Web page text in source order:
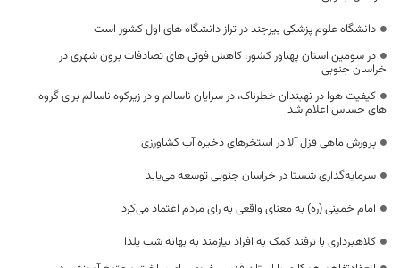
دانشگاه علوم پزشکی بیرجند در تراز دانشگاه های اول کشور است
در سومین استان پهناور کشور، کاهش فوتی های تصادفات برون شهری در
خراسان جنوبی
کیفیت هوا در نهبندان خطرناک، در سرایان ناسالم و در زیرکوه ناسالم برای گروه
های حساس اعلام شد
پرورش ماهی قزل آلا در استخرهای ذخیره آب کشاورزی
سرمایه‌گذاری‌ شستا در خراسان جنوبی توسعه می‌یابد
امام خمینی (ره) به معنای واقعی به رای مردم اعتماد می‌کرد
کلاهبرداری با ترفند کمک به افراد نیازمند به بهانه شب یلدا